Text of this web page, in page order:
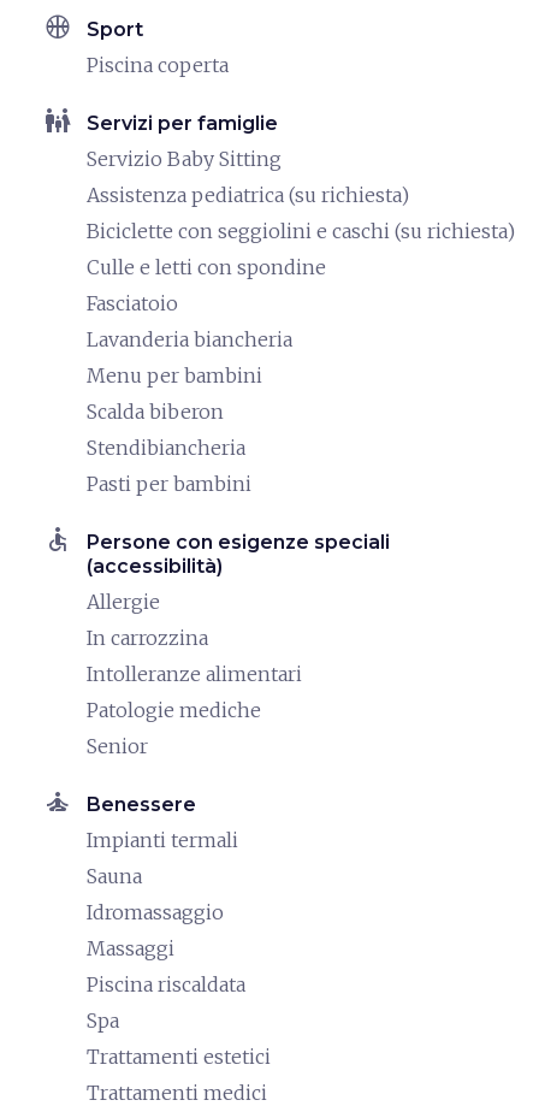
sports_basketball Sport
Piscina coperta
family_restroom Servizi per famiglie
Servizio Baby Sitting
Assistenza pediatrica (su richiesta)
Biciclette con seggiolini e caschi (su richiesta)
Culle e letti con spondine
Fasciatoio
Lavanderia biancheria
Menu per bambini
Scalda biberon
Stendibiancheria
Pasti per bambini
accessible
Persone con esigenze speciali
(accessibilità)
Allergie
In carrozzina
Intolleranze alimentari
Patologie mediche
Senior
self_improvement Benessere
Impianti termali
Sauna
Idromassaggio
Massaggi
Piscina riscaldata
Spa
Trattamenti estetici
Trattamenti medici